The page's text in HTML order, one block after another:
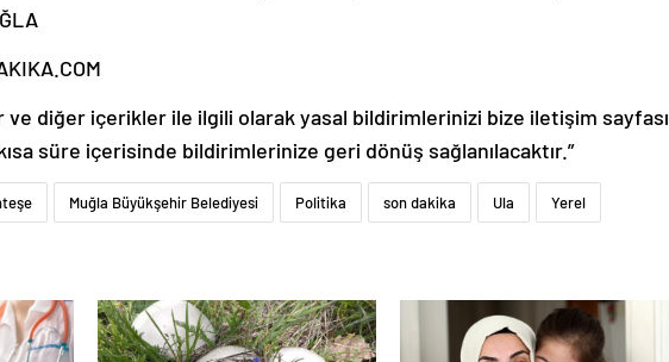
ve diğer içerikler ile ilgili olarak yasal bildirimlerinizi bize iletişim sayfası
süre içerisinde bildirimlerinize geri dönüş sağlanılacaktır.”
Muğla Büyükşehir Belediyesi Politika son dakika Ula Yerel